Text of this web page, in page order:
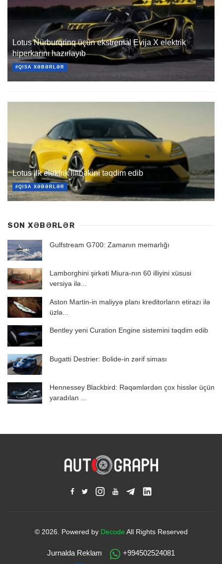
Lotus Nürburqrinq üçün ekstremal Evija X elektrik
hiperkarını hazırlayıb
#QISA XƏBƏRLƏR
Lotus ilk elektrik liftbəkini təqdim edib
#QISA XƏBƏRLƏR
SON XƏBƏRLƏR
Gulfstream G700: Zamanın memarlığı
Lamborghini şirkəti Miura-nın 60 illiyini xüsusi
versiya ilə...
Aston Martin-in maliyyə planı kreditorların etirazı ilə
üzlə...
Bentley yeni Curation Engine sistemini təqdim edib
Bugatti Destrier: Bolide-in zərif siması
Hennessey Blackbird: Rəqəmlərdən çox hisslər üçün
yaradılan ...
© 2026. Powered by Decode All Rights Reserved
Jurnalda Reklam
+994502524081